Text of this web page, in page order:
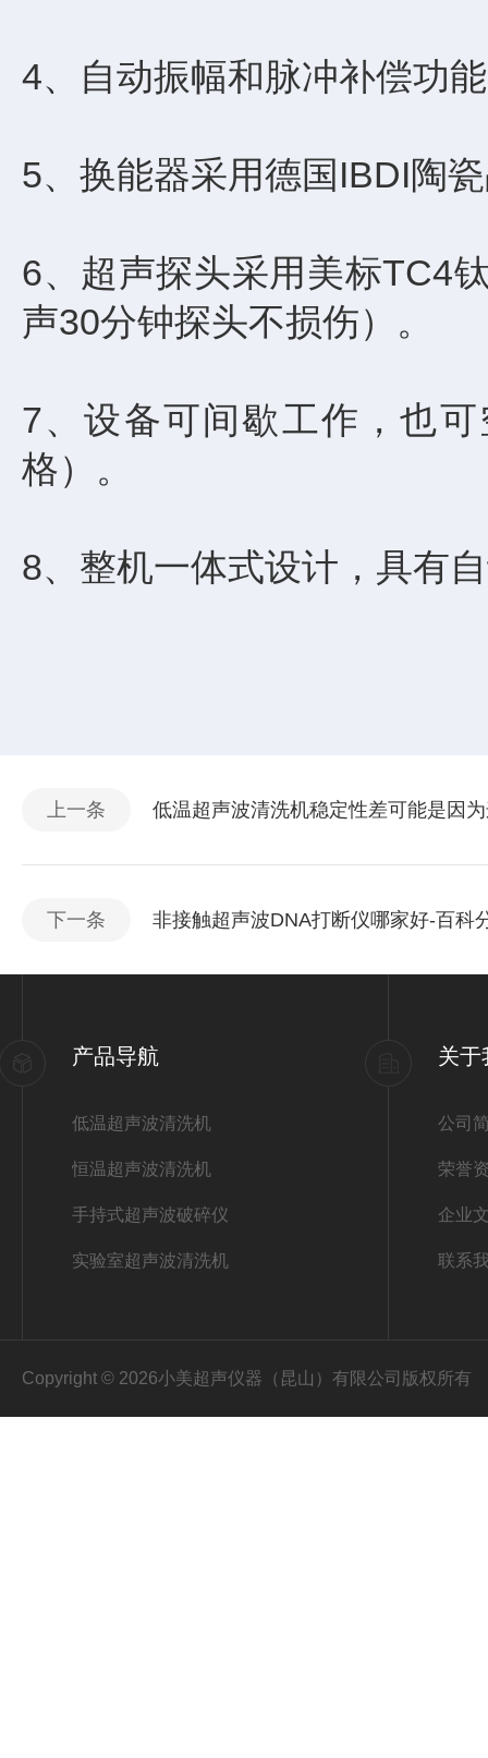
4、自动振幅和脉冲补偿功
5、换能器采用德国IBDI陶
6、超声探头采用美标TC4
声30分钟探头不损伤）。
7、设备可间歇工作，也
格）。
8、整机一体式设计，具有
上一条 低温超声波清洗机稳定性差可能是因
下一条 非接触超声波DNA打断仪哪家好-百科
产品导航
低温超声波清洗机
恒温超声波清洗机
手持式超声波破碎仪
实验室超声波清洗机
关于
公司
荣誉
企业
联系
Copyright © 2026小美超声仪器（昆山）有限公司版权所有